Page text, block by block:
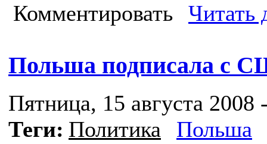
Комментировать
Читать
Польша подписала с
Пятница, 15 августа 2008
Теги: Политика
Польша